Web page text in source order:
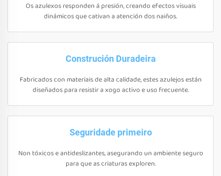
Os azulexos responden á presión, creando efectos visuais
dinámicos que cativan a atención dos naiños.
Construción Duradeira
Fabricados con materiais de alta calidade, estes azulejos están
diseñados para resistir a xogo activo e uso frecuente.
Seguridade primeiro
Non tóxicos e antideslizantes, asegurando un ambiente seguro
para que as criaturas exploren.